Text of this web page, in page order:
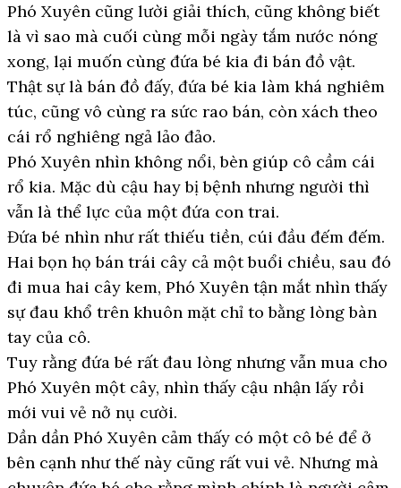
Phó Xuyên cũng lười giải thích, cũng không biết
là vì sao mà cuối cùng mỗi ngày tắm nước nóng
xong, lại muốn cùng đứa bé kia đi bán đồ vật.
Thật sự là bán đồ đấy, đứa bé kia làm khá nghiêm
túc, cũng vô cùng ra sức rao bán, còn xách theo
cái rổ nghiêng ngả lảo đảo.
Phó Xuyên nhìn không nổi, bèn giúp cô cầm cái
rổ kia. Mặc dù cậu hay bị bệnh nhưng người thì
vẫn là thể lực của một đứa con trai.
Đứa bé nhìn như rất thiếu tiền, cúi đầu đếm đếm.
Hai bọn họ bán trái cây cả một buổi chiều, sau đó
đi mua hai cây kem, Phó Xuyên tận mắt nhìn thấy
sự đau khổ trên khuôn mặt chỉ to bằng lòng bàn
tay của cô.
Tuy rằng đứa bé rất đau lòng nhưng vẫn mua cho
Phó Xuyên một cây, nhìn thấy cậu nhận lấy rồi
mới vui vẻ nở nụ cười.
Dần dần Phó Xuyên cảm thấy có một cô bé để ở
bên cạnh như thế này cũng rất vui vẻ. Nhưng mà